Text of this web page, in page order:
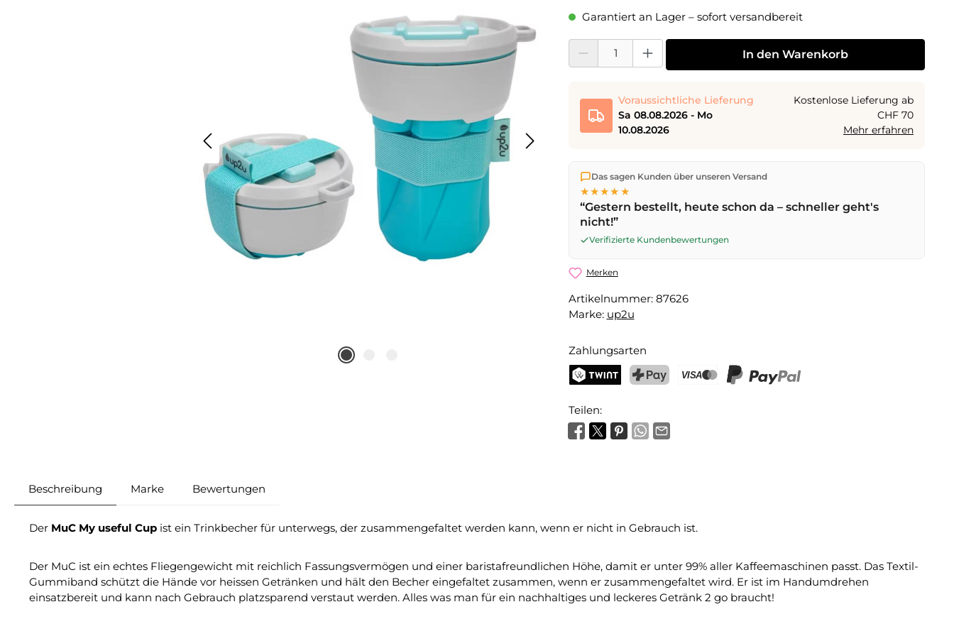
Garantiert an Lager – sofort versandbereit
Produkt Anzahl: Gib den gewünschten Wert ein oder benutze die Schaltflächen um die
In den Warenkorb
Voraussichtliche Lieferung
Sa 08.08.2026 - Mo
10.08.2026
Kostenlose Lieferung ab
CHF 70
Mehr erfahren
Wir versenden direkt aus unserem Lager in Kriens. Ab
die Lieferung kostenlos. Bestellungen bis
noch am selben Tag versendet – Zustellung am
Werktagmit der Schweizerischen Post. Samstagszustellung am
Sa 08.08.2026
Das sagen Kunden über unseren Versand
★★★★★
“Gestern bestellt, heute schon da – schneller geht's
nicht!”
Verifizierte Kundenbewertungen
Merken
Artikelnummer: 87626
Marke: up2u
Zahlungsarten
Teilen:
Beschreibung Marke Bewertungen
Der MuC My useful Cup ist ein Trinkbecher für unterwegs, der zusammengefaltet werden kann, wenn er nicht in Gebrauch ist.
Der MuC ist ein echtes Fliegengewicht mit reichlich Fassungsvermögen und einer baristafreundlichen Höhe, damit er unter 99% aller Kaffeemaschinen passt. Das Textil-
Gummiband schützt die Hände vor heissen Getränken und hält den Becher eingefaltet zusammen, wenn er zusammengefaltet wird. Er ist im Handumdrehen
einsatzbereit und kann nach Gebrauch platzsparend verstaut werden. Alles was man für ein nachhaltiges und leckeres Getränk 2 go braucht!